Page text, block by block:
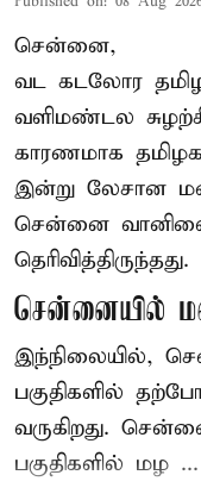
சென்னை,
வட கடலோர
வளிமண்டல
காரணமாக
இன்று லேசான
சென்னை
தெரிவித்திருந்தது.
சென்னையில்
இந்நிலையில்,
பகுதிகளில்
வருகிறது.
பகுதிகளில் மழ ...